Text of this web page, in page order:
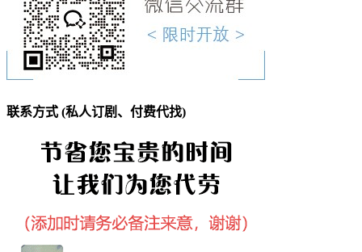
联系方式 (私人订剧、付费代找)